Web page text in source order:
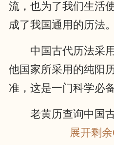
流，也为了我们生活
成了我国通用的历法。
中国古代历法采用
他国家所采用的纯阳
准，这是一门科学必
老黄历查询中国古
月、五星的运动，位
展开剩